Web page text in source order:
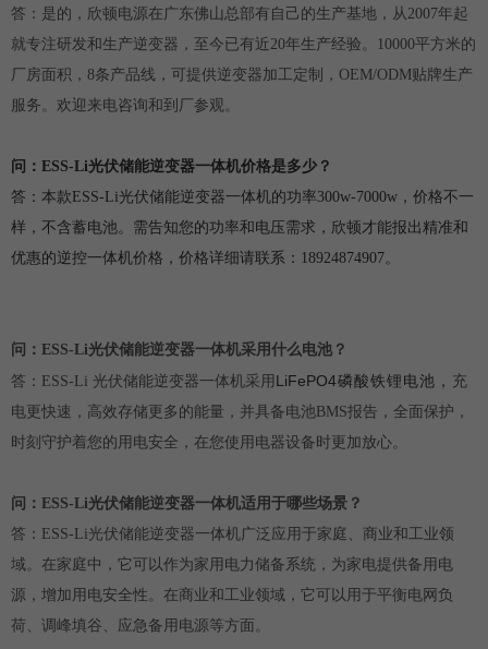
答：是的，欣顿电源在广东佛山总部有自己的生产基地，从2007年起
就专注研发和生产逆变器，至今已有近20年生产经验。10000平方米的
厂房面积，8条产品线，可提供逆变器加工定制，OEM/ODM贴牌生产
服务。欢迎来电咨询和到厂参观。
问： ESS-Li光伏储能逆变器一体机价格是多少？
答：本款ESS-Li光伏储能逆变器一体机的功率300w-7000w，价格不一
样，不含蓄电池。需告知您的功率和电压需求，欣顿才能报出精准和
优惠的逆控一体机价格，价格详细请联系： 18924874907。
问：ESS-Li光伏储能逆变器一体机采用什么电池？
答：ESS-Li 光伏储能逆变器一体机采用 LiFePO4磷酸铁锂电池， 充
电更快速，高效存储更多的能量， 并具备电池BMS报告，全面保护，
时刻守护着您的用电安全，在您使用电器设备时更加放心。
问：ESS-Li光伏储能逆变器一体机适用于哪些场景？
答：ESS-Li光伏储能逆变器一体机广泛应用于家庭、商业和工业领
域。在家庭中，它可以作为家用电力储备系统，为家电提供备用电
源，增加用电安全性。在商业和工业领域，它可以用于平衡电网负
荷、调峰填谷、应急备用电源等方面。